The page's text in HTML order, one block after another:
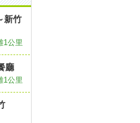
新竹
1公里
廳
1公里